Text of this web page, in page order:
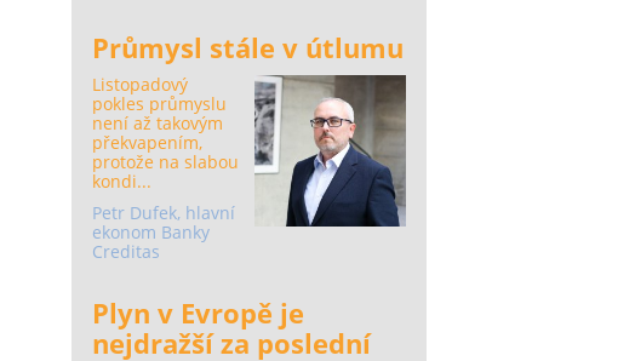
Průmysl stále v útlumu
Listopadový
pokles průmyslu
není až takovým
překvapením,
protože na slabou
kondi...
Petr Dufek, hlavní
ekonom Banky
Creditas
Plyn v Evropě je
nejdražší za poslední